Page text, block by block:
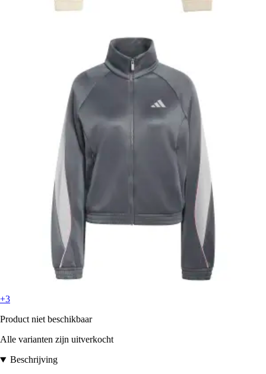
+3
Product niet beschikbaar
Alle varianten zijn uitverkocht
Beschrijving